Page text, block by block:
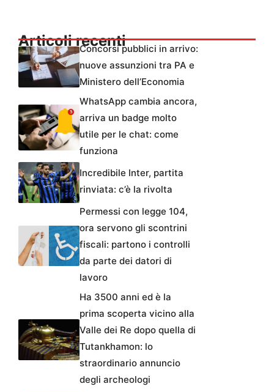
Articoli recentiConcorsi pubblici in arrivo:
nuove assunzioni tra PA e
Ministero dell’Economia
WhatsApp cambia ancora,
arriva un badge molto
utile per le chat: come
funziona
Incredibile Inter, partita
rinviata: c’è la rivolta
Permessi con legge 104,
ora servono gli scontrini
fiscali: partono i controlli
da parte dei datori di
lavoro
Ha 3500 anni ed è la
prima scoperta vicino alla
Valle dei Re dopo quella di
Tutankhamon: lo
straordinario annuncio
degli archeologi